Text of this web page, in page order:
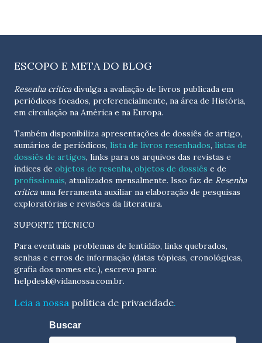
ESCOPO E META DO BLOG
Resenha críticadivulga a avaliação de livros publicada em
periódicos focados, preferencialmente, na área de História,
em circulação na América e na Europa.
Também disponibiliza apresentações de dossiês de artigo,
sumários de periódicos, lista de livros resenhados, listas de
dossiês de artigos, links para os arquivos das revistas e
índices de objetos de resenha, objetos de dossiês e de
profissionais, atualizados mensalmente. Isso faz de Resenha
críticauma ferramenta auxiliar na elaboração de pesquisas
exploratórias e revisões da literatura.
SUPORTE TÉCNICO
Para eventuais problemas de lentidão, links quebrados,
senhas e erros de informação (datas tópicas, cronológicas,
helpdesk@vidanossa.com.br.
Leia a nossa política de privacidade.
Buscar